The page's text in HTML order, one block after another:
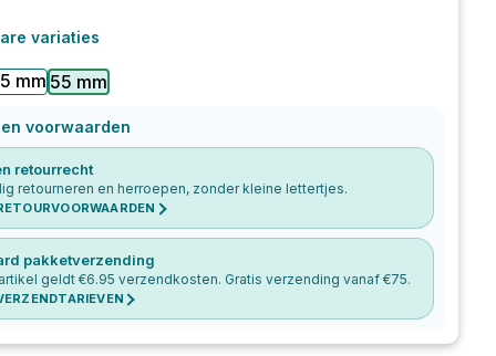
variaties
mm 55 mm
voorwaarden
retourrecht
retourneren en herroepen, zonder kleine lettertjes.
pakketverzending
geldt €6.95 verzendkosten. Gratis verzending vanaf €75.